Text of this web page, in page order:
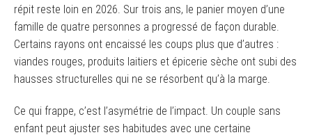
répit reste loin en 2026. Sur trois ans, le panier moyen d’une
famille de quatre personnes a progressé de façon durable.
Certains rayons ont encaissé les coups plus que d’autres :
viandes rouges, produits laitiers et épicerie sèche ont subi des
hausses structurelles qui ne se résorbent qu’à la marge.
Ce qui frappe, c’est l’asymétrie de l’impact. Un couple sans
enfant peut ajuster ses habitudes avec une certaine